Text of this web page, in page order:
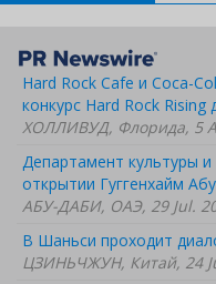
Hard Rock Cafe и Coca-
конкурс Hard Rock
ХОЛЛИВУД, Флорида, 5
Департамент культуры
открытии Гуггенхайм
АБУ-ДАБИ, ОАЭ, 29 Jul.
В Шаньси проходит
ЦЗИНЬЧЖУН, Китай, 24